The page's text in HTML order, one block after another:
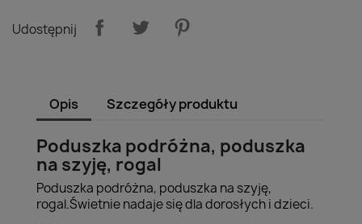
Udostępnij
Opis Szczegóły produktu
Poduszka podróżna, poduszka
na szyję, rogal
Poduszka podróżna, poduszka na szyję,
rogal.Świetnie nadaje się dla dorosłych i dzieci.